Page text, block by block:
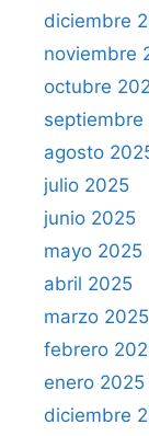
diciembre
noviembre
octubre
septiembre
agosto
julio 2025
junio 2025
mayo 2025
abril 2025
marzo 2025
febrero
enero 2025
diciembre